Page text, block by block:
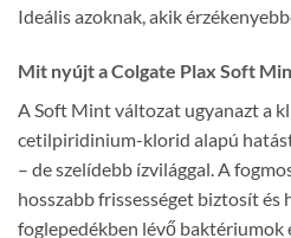
Ideális azoknak, akik
Mit nyújt a Colgate Plax Soft
A Soft Mint változat ugyanazt a
cetilpiridinium-klorid alapú
– de szelídebb ízvilággal. A
hosszabb frissességet biztosít és
foglepedékben lévő baktériumok